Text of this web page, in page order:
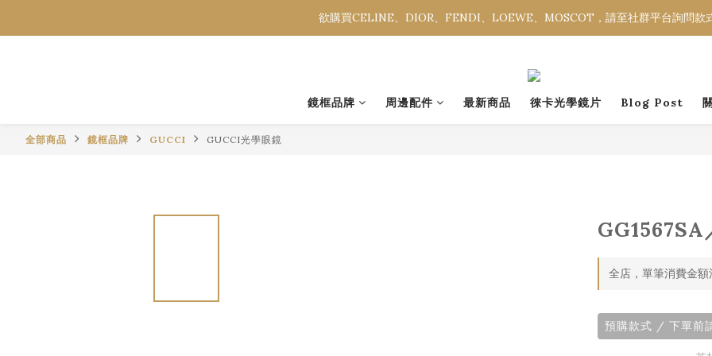
欲購買CELINE、DIOR、FENDI、LOEWE、MOSCOT，請至社群平台詢問款
欲購買CELINE、DIOR、FENDI、LOEWE、MOSCOT，請至社群平台詢問款
鏡框品牌
周邊配件 最新商品 徠卡光學鏡片 Blog Post
全部商品 鏡框品牌 GUCCI GUCCI光學眼鏡
GG1567SA
全店，單筆消費金
預購款式 / 下單前